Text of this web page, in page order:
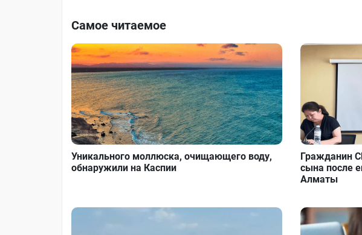
Самое читаемое
Уникального моллюска, очищающего воду,
обнаружили на Каспии
Гражданин
сына после
Алматы